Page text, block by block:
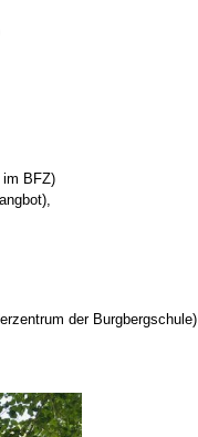
im BFZ)
der Burgbergschule)